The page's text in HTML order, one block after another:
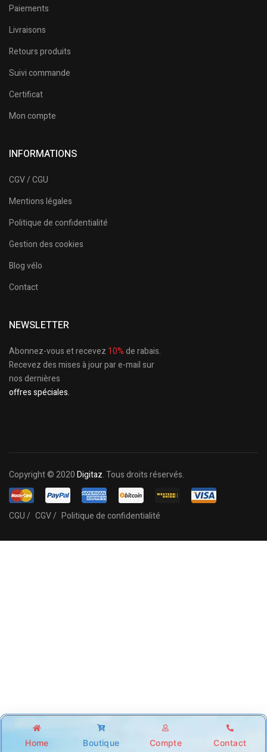
Shop Account Search Wishlist
Paiements
Livraisons
Retours produits
Suivi commande
Certificat
Mon compte
INFORMATIONS
CGV / CGU
Mentions légales
Politique de confidentialité
Gestion des cookies
Blog vélo
Contact
NEWSLETTER
Abonnez-vous et recevez 10%de rabais.
Recevez des mises à jour par e-mail sur
nos dernières
offres spéciales.
Copyright © 2020Digitaz. Tous droits réservés.
CGU / CGV / Politique de confidentialité
Home Boutique Compte Contact